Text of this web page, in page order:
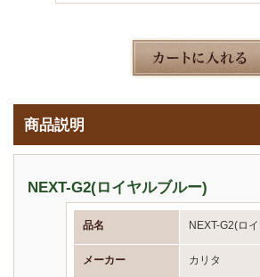
商品説明
NEXT-G2(ロイヤルブルー)
品名 NEXT-G2(ロ
メーカー カリタ